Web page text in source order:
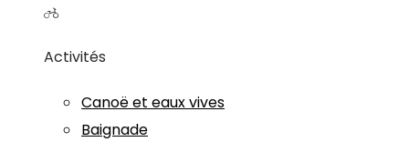
Activités
Canoë et eaux vives
Baignade